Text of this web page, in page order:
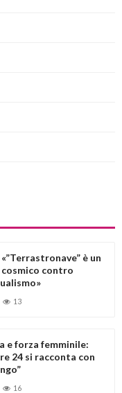
è un
contro
13
e forza femminile:
24 si racconta con
16